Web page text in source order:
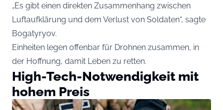
„Es gibt einen direkten Zusammenhang zwischen
Luftaufklärung und dem Verlust von Soldaten“, sagte
Bogatyryov.
Einheiten legen offenbar für Drohnen zusammen, in
der Hoffnung, damit Leben zu retten.
High-Tech-Notwendigkeit mit
hohem Preis